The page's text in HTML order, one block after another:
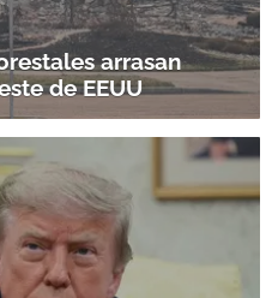
arrasan
de EEUU